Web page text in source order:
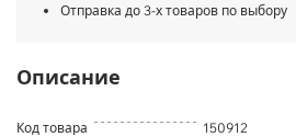
Отправка до 3-х товаров по выбору
Описание
Код товара
150912